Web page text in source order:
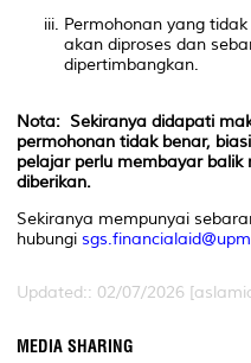
Permohonan yang
akan diproses dan
dipertimbangkan.
Nota: Sekiranya didapati
permohonan tidak benar,
pelajar perlu membayar
diberikan.
Sekiranya mempunyai
hubungi
Updated:: 02/07/2026
MEDIA SHARING